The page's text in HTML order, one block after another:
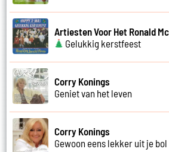
Artiesten Voor Het Ronald
Gelukkig kerstfeest
Corry Konings
Geniet van het leven
Corry Konings
Gewoon eens lekker uit je bol